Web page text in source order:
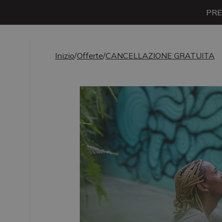
Inizio/Offerte/CANCELLAZIONE GRATUITA